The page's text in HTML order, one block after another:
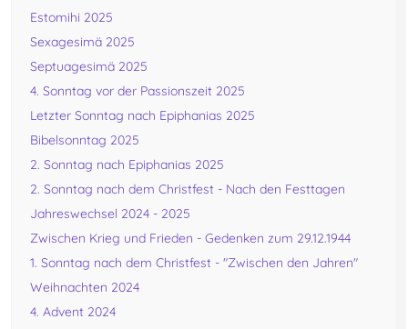
Estomihi 2025
Sexagesimä 2025
Septuagesimä 2025
4. Sonntag vor der Passionszeit 2025
Letzter Sonntag nach Epiphanias 2025
Bibelsonntag 2025
2. Sonntag nach Epiphanias 2025
2. Sonntag nach dem Christfest - Nach den Festtagen
Jahreswechsel 2024 - 2025
Zwischen Krieg und Frieden - Gedenken zum 29.12.1944
1. Sonntag nach dem Christfest - "Zwischen den Jahren"
Weihnachten 2024
4. Advent 2024